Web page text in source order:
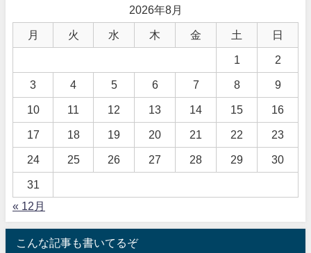
2026年8月
月 火 水 木 金 土 日
1 2
3 4 5 6 7 8 9
10 11 12 13 14 15 16
17 18 19 20 21 22 23
24 25 26 27 28 29 30
31
« 12月
こんな記事も書いてるぞ